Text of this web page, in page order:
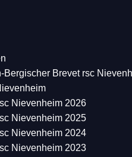
Bergischer Brevet rsc
Nievenheim 2026
Nievenheim 2025
Nievenheim 2024
Nievenheim 2023